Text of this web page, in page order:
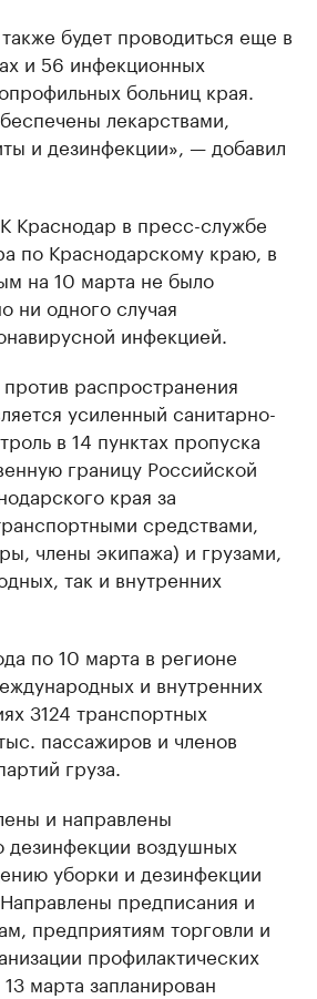
будет проводиться еще в
и 56 инфекционных
больниц края.
лекарствами,
и дезинфекции», — добавил
Краснодар в пресс-службе
по Краснодарскому краю, в
на 10 марта не было
ни одного случая
инфекцией.
распространения
усиленный санитарно-
в 14 пунктах пропуска
границу Российской
края за
средствами,
члены экипажа) и грузами,
так и внутренних
по 10 марта в регионе
и внутренних
3124 транспортных
пассажиров и членов
груза.
и направлены
дезинфекции воздушных
уборки и дезинфекции
предписания и
предприятиям торговли и
профилактических
марта запланирован